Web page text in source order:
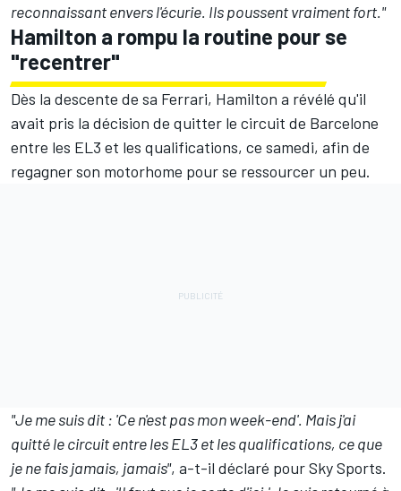
reconnaissant envers l'écurie. Ils poussent vraiment fort."
Hamilton a rompu la routine pour se
"recentrer"
Dès la descente de sa Ferrari, Hamilton a révélé qu'il
avait pris la décision de quitter le circuit de Barcelone
entre les EL3 et les qualifications, ce samedi, afin de
regagner son motorhome pour se ressourcer un peu.
"Je me suis dit : 'Ce n'est pas mon week-end'. Mais j'ai
quitté le circuit entre les EL3 et les qualifications, ce que
je ne fais jamais, jamais", a-t-il déclaré pour Sky Sports.